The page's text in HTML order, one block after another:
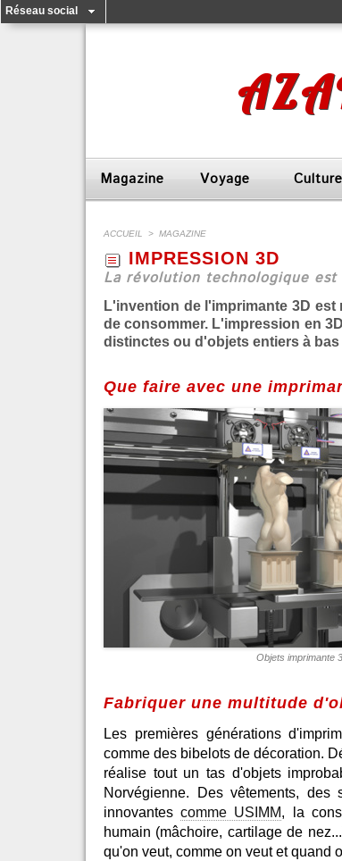
Réseau social
Magazine Voyage Culture
ACCUEIL > MAGAZINE
IMPRESSION 3D
La révolution technologique est
L'invention de l'imprimante 3D
de consommer. L'impression en
distinctes ou d'objets entiers à
Que faire avec une
Objets imprimante
Fabriquer une multitude
Les premières générations
comme des bibelots de décoration.
réalise tout un tas d'objets
Norvégienne. Des vêtements, des
innovantescomme USIMM, la
humain (mâchoire, cartilage de
qu'on veut, comme on veut et quand